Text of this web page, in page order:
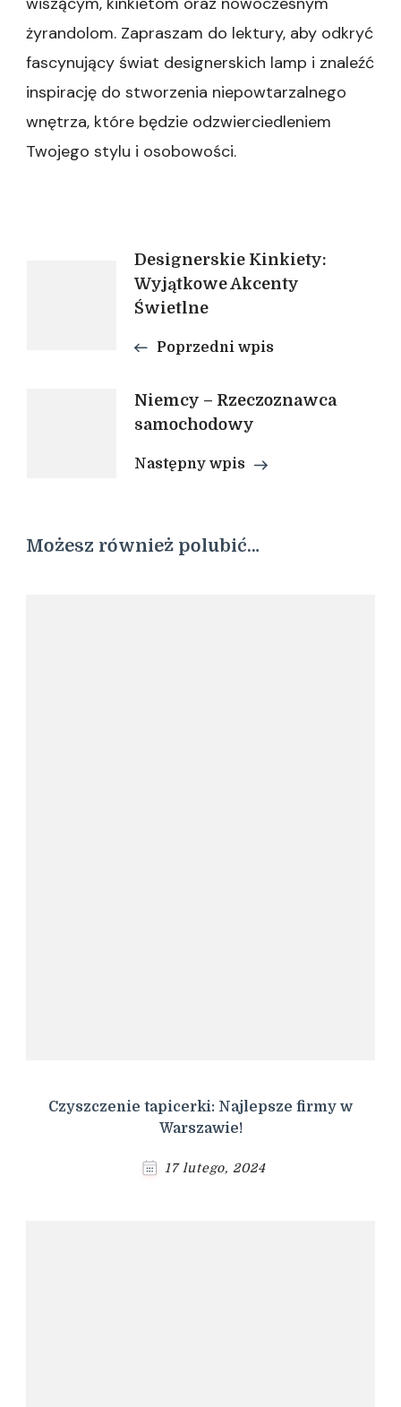
żyrandolom. Zapraszam do lektury, aby odkryć
fascynujący świat designerskich lamp i znaleźć
inspirację do stworzenia niepowtarzalnego
wnętrza, które będzie odzwierciedleniem
Twojego stylu i osobowości.
Nawigacja
wpisu
Designerskie Kinkiety:
Wyjątkowe Akcenty
Świetlne
Poprzedni wpis
Niemcy – Rzeczoznawca
samochodowy
Następny wpis
Możesz również polubić…
Czyszczenie tapicerki: Najlepsze firmy w
Warszawie!
17 lutego, 2024